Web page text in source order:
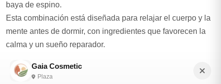
Gaia Cosmetic
Plaza
baya de espino.
Esta combinación está diseñada para relajar el cuerpo y la
mente antes de dormir, con ingredientes que favorecen la
calma y un sueño reparador.